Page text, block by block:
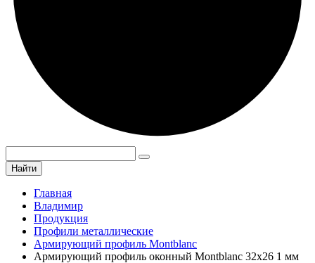
Найти
Главная
Владимир
Продукция
Профили металлические
Армирующий профиль Montblanc
Армирующий профиль оконный Montblanc 32х26 1 мм